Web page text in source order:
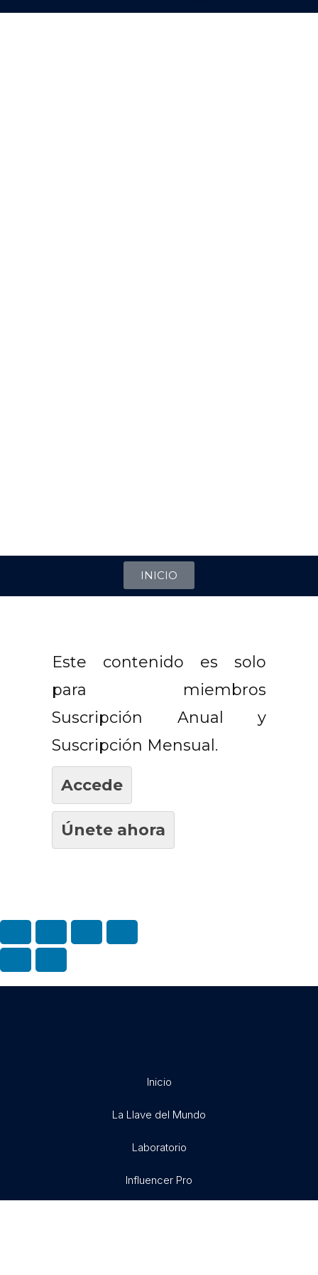
INICIO
Este contenido es solo
para miembros
Suscripción Anual y
Suscripción Mensual.
Accede
Únete ahora
Inicio
La Llave del Mundo
Laboratorio
Influencer Pro